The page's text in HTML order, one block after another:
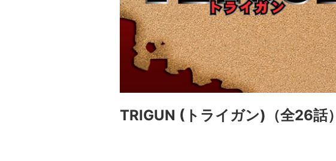
TRIGUN (トライガン) （全26話）